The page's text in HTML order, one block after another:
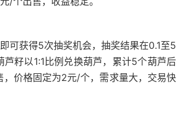
可获得5次抽奖机会，抽奖结果在0.1至5
芦籽以1:1比例兑换葫芦，累计5个葫芦后
，价格固定为2元/个，需求量大，交易快